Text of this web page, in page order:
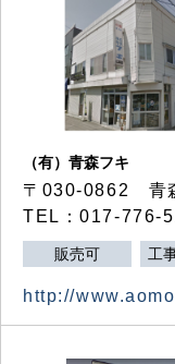
（有）青森フキ
〒030-0862 青
TEL：017-776-
販売可 工
http://